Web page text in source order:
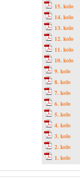
15. kolo
14. kolo
13. kolo
12. kolo
11. kolo
10. kolo
9. kolo
8. kolo
7. kolo
6. kolo
5. kolo
4. kolo
3. kolo
2. kolo
1. kolo